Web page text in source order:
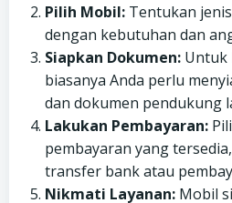
Pilih Mobil: Tentukan
dengan kebutuhan dan
Siapkan Dokumen: Untuk
biasanya Anda perlu
dan dokumen pendukung
Lakukan Pembayaran:
pembayaran yang
transfer bank atau
Nikmati Layanan: Mobil